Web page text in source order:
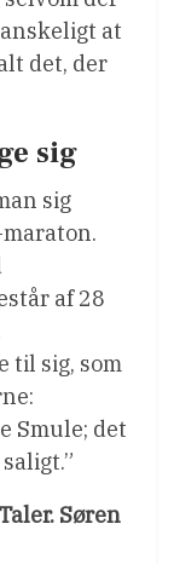
at
det, der
sig
sig
af 28
til sig, som
Smule; det
Søren